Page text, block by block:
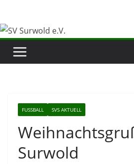
springen
FUSSBALL SVS AKTUELL
Surwold